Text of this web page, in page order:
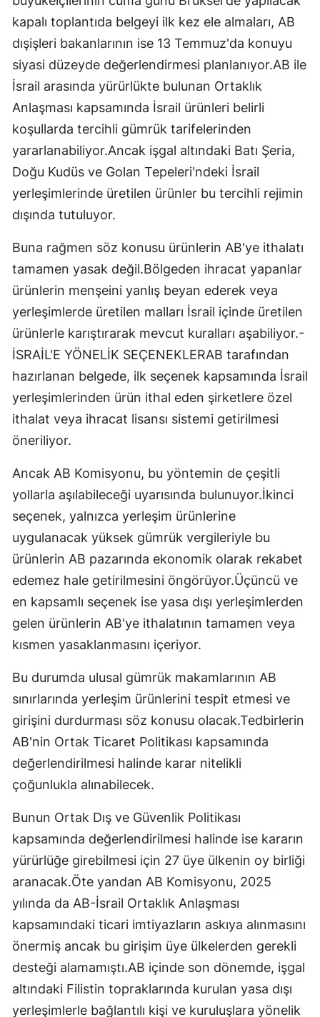
kapalı toplantıda belgeyi ilk kez ele almaları, AB
dışişleri bakanlarının ise 13 Temmuz'da konuyu
siyasi düzeyde değerlendirmesi planlanıyor.AB ile
İsrail arasında yürürlükte bulunan Ortaklık
Anlaşması kapsamında İsrail ürünleri belirli
koşullarda tercihli gümrük tarifelerinden
yararlanabiliyor.Ancak işgal altındaki Batı Şeria,
Doğu Kudüs ve Golan Tepeleri'ndeki İsrail
yerleşimlerinde üretilen ürünler bu tercihli rejimin
dışında tutuluyor.
Buna rağmen söz konusu ürünlerin AB'ye ithalatı
tamamen yasak değil.Bölgeden ihracat yapanlar
ürünlerin menşeini yanlış beyan ederek veya
yerleşimlerde üretilen malları İsrail içinde üretilen
ürünlerle karıştırarak mevcut kuralları aşabiliyor.-
İSRAİL'E YÖNELİK SEÇENEKLERAB tarafından
hazırlanan belgede, ilk seçenek kapsamında İsrail
yerleşimlerinden ürün ithal eden şirketlere özel
ithalat veya ihracat lisansı sistemi getirilmesi
öneriliyor.
Ancak AB Komisyonu, bu yöntemin de çeşitli
yollarla aşılabileceği uyarısında bulunuyor.İkinci
seçenek, yalnızca yerleşim ürünlerine
uygulanacak yüksek gümrük vergileriyle bu
ürünlerin AB pazarında ekonomik olarak rekabet
edemez hale getirilmesini öngörüyor.Üçüncü ve
en kapsamlı seçenek ise yasa dışı yerleşimlerden
gelen ürünlerin AB'ye ithalatının tamamen veya
kısmen yasaklanmasını içeriyor.
Bu durumda ulusal gümrük makamlarının AB
sınırlarında yerleşim ürünlerini tespit etmesi ve
girişini durdurması söz konusu olacak.Tedbirlerin
AB'nin Ortak Ticaret Politikası kapsamında
değerlendirilmesi halinde karar nitelikli
çoğunlukla alınabilecek.
Bunun Ortak Dış ve Güvenlik Politikası
kapsamında değerlendirilmesi halinde ise kararın
yürürlüğe girebilmesi için 27 üye ülkenin oy birliği
aranacak.Öte yandan AB Komisyonu, 2025
yılında da AB-İsrail Ortaklık Anlaşması
kapsamındaki ticari imtiyazların askıya alınmasını
önermiş ancak bu girişim üye ülkelerden gerekli
desteği alamamıştı.AB içinde son dönemde, işgal
altındaki Filistin topraklarında kurulan yasa dışı
yerleşimlerle bağlantılı kişi ve kuruluşlara yönelik